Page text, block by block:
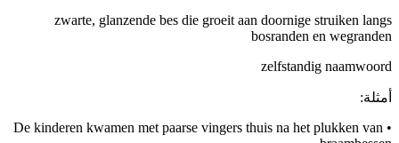
zwarte, glanzende bes die groeit aan doornige struiken langs
bosranden en wegranden
zelfstandig naamwoord
أمثلة:
•
De kinderen kwamen met paarse vingers thuis na het plukken van